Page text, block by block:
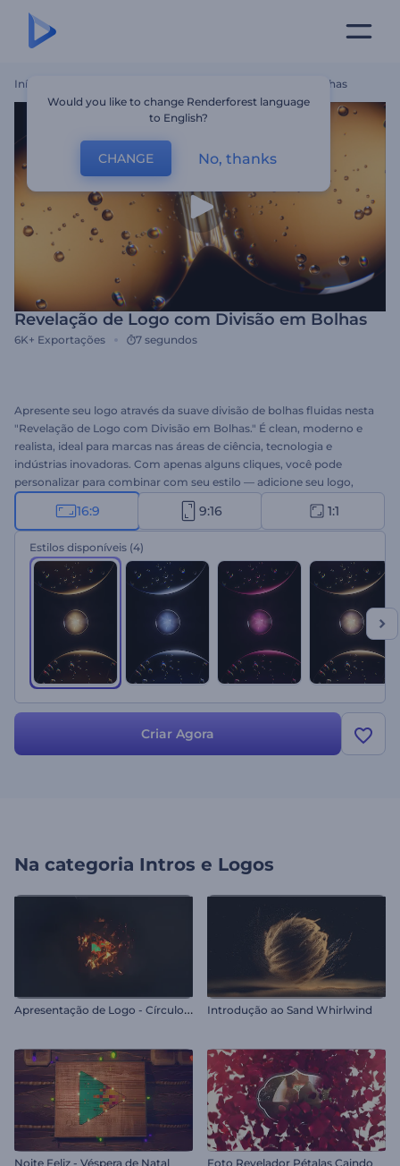
Início Revelação De Logo Com Divisão Em Bolhas
Revelação de Logo com Divisão em Bolhas
6K+ Exportações 7 segundos
Apresente seu logo através da suave divisão de bolhas fluidas nesta
"Revelação de Logo com Divisão em Bolhas." É clean, moderno e
realista, ideal para marcas nas áreas de ciência, tecnologia e
indústrias inovadoras. Com apenas alguns cliques, você pode
personalizar para combinar com seu estilo — adicione seu logo,
slogan e música de fundo. Experimente agora e torne a abertura do
seu logo inesquecível!
16:9 9:16 1:1
Estilos disponíveis (4)
Criar Agora
Na categoria Intros e Logos
A
presentação de Logo - Círculo Flamejante Introdução ao Sand Whirlwind
Noite Feliz - Véspera de Natal Foto Revelador Pétalas Caindo
Would you like to change Renderforest language
to English?
CHANGE No, thanks